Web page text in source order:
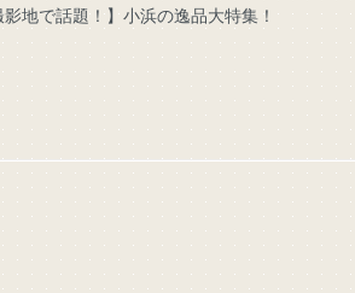
地で話題！】小浜の逸品大特集！